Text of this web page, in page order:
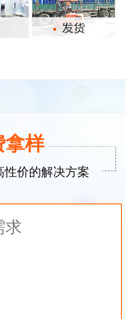
拿样
性价的解决方案